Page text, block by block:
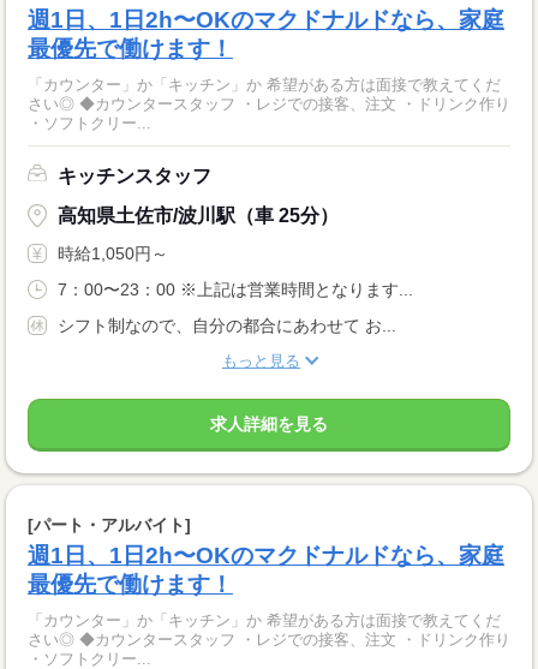
週1日、1日2h〜OKのマクドナルドなら、家庭
最優先で働けます！
「カウンター」か「キッチン」か 希望がある方は面接で教えてくだ
さい◎ ◆カウンタースタッフ ・レジでの接客、注文 ・ドリンク作り
・ソフトクリー...
キッチンスタッフ
高知県土佐市/波川駅（車 25分）
時給1,050円～
7：00〜23：00 ※上記は営業時間となります...
シフト制なので、自分の都合にあわせて お...
もっと見る
求人詳細を見る
[パート・アルバイト]
週1日、1日2h〜OKのマクドナルドなら、家庭
最優先で働けます！
「カウンター」か「キッチン」か 希望がある方は面接で教えてくだ
さい◎ ◆カウンタースタッフ ・レジでの接客、注文 ・ドリンク作り
・ソフトクリー...